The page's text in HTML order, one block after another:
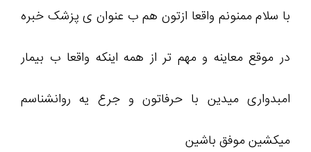
با سلام ممنونم واقعا ازتون هم ب عنوان ی پزشک خبره
در موقع معاینه و مهم تر از همه اینکه واقعا ب بیمار
امبدواری میدین با حرفاتون و جرع یه روانشناسم
میکشین موفق باشین